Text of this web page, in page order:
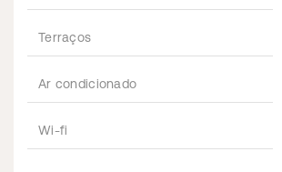
Terraços
Ar condicionado
Wi-fi